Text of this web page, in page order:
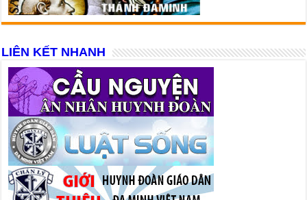
LIÊN KẾT NHANH